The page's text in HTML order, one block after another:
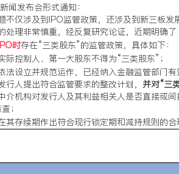
闻发布会形式通知：
不仅涉及到IPO监管政策，还涉及到新三板发
处理非常慎重，经反复研究论证，近期明确了
时存在“三类股东”的监管政策，具体如下：
际控制人、第一大股东不得为“三类股东”；
法设立并规范运作，已经纳入金融监管部门
行人提出符合监管要求的整改计划，并对“三
介机构对发行人及其利益相关人是否直接或
；
其存续期作出符合现行锁定期和减持规则的